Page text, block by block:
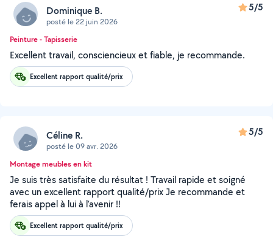
Dominique B.
posté le 22 juin 2026
5/5
Peinture - Tapisserie
Excellent travail, consciencieux et fiable, je recommande.
Excellent rapport qualité/prix
Céline R.
posté le 09 avr. 2026
5/5
Montage meubles en kit
Je suis très satisfaite du résultat ! Travail rapide et soigné
avec un excellent rapport qualité/prix Je recommande et
ferais appel à lui à l’avenir !!
Excellent rapport qualité/prix